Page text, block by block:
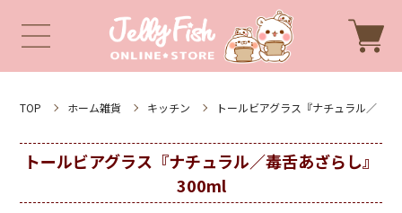
TOP ホーム雑貨 キッチン トールビアグラス『ナチュラル／
トールビアグラス『ナチュラル／毒舌あざらし』
300ml